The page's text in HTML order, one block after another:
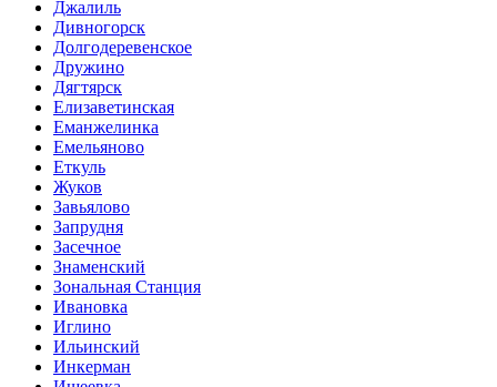
Джалиль
Дивногорск
Долгодеревенское
Дружино
Дягтярск
Елизаветинская
Еманжелинка
Емельяново
Еткуль
Жуков
Завьялово
Запрудня
Засечное
Знаменский
Зональная Станция
Ивановка
Иглино
Ильинский
Инкерман